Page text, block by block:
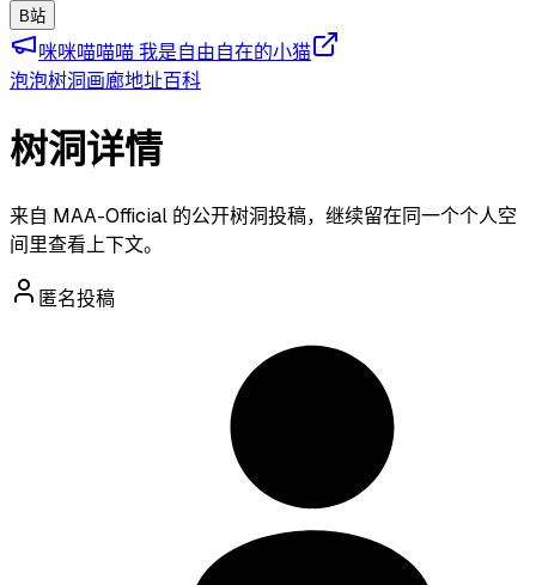
B站
咪咪喵喵喵 我是自由自在的小猫
泡泡树洞画廊地址百科
树洞详情
来自 MAA-Official 的公开树洞投稿，继续留在同一个个人空
间里查看上下文。
匿名投稿